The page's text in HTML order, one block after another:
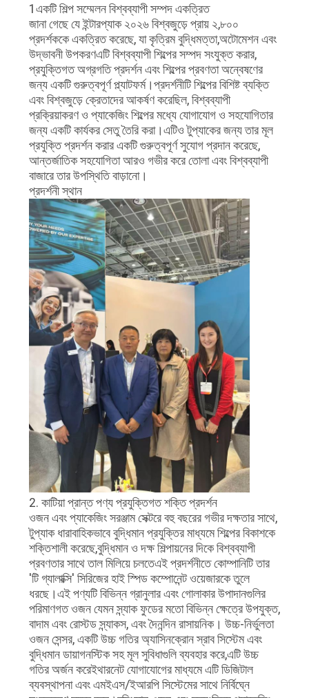
1একটি শিল্প সম্মেলন বিশ্বব্যাপী সম্পদ একত্রিত
জানা গেছে যে ইন্টারপ্যাক ২০২৬ বিশ্বজুড়ে প্রায় ২,৮০০
প্রদর্শককে একত্রিত করেছে, যা কৃত্রিম বুদ্ধিমত্তা,অটোমেশন এবং
উদ্ভাবনী উপকরণএটি বিশ্বব্যাপী শিল্পের সম্পদ সংযুক্ত করার,
প্রযুক্তিগত অগ্রগতি প্রদর্শন এবং শিল্পের প্রবণতা অন্বেষণের
জন্য একটি গুরুত্বপূর্ণ প্ল্যাটফর্ম।প্রদর্শনীটি শিল্পের বিশিষ্ট ব্যক্তি
এবং বিশ্বজুড়ে ক্রেতাদের আকর্ষণ করেছিল, বিশ্বব্যাপী
প্রক্রিয়াকরণ ও প্যাকেজিং শিল্পের মধ্যে যোগাযোগ ও সহযোগিতার
জন্য একটি কার্যকর সেতু তৈরি করা।এটিও টুপ্যাকের জন্য তার মূল
প্রযুক্তি প্রদর্শন করার একটি গুরুত্বপূর্ণ সুযোগ প্রদান করেছে,
আন্তর্জাতিক সহযোগিতা আরও গভীর করে তোলা এবং বিশ্বব্যাপী
বাজারে তার উপস্থিতি বাড়ানো।
প্রদর্শনী স্থান
2. কাটিয়া প্রান্ত পণ্য প্রযুক্তিগত শক্তি প্রদর্শন
ওজন এবং প্যাকেজিং সরঞ্জাম সেক্টরে বহু বছরের গভীর দক্ষতার সাথে,
টুপ্যাক ধারাবাহিকভাবে বুদ্ধিমান প্রযুক্তির মাধ্যমে শিল্পের বিকাশকে
শক্তিশালী করেছে,বুদ্ধিমান ও দক্ষ শিল্পায়নের দিকে বিশ্বব্যাপী
প্রবণতার সাথে তাল মিলিয়ে চলতেএই প্রদর্শনীতে কোম্পানিটি তার
'টি গ্যালাক্সি' সিরিজের হাই স্পিড কম্পোনেন্ট ওয়েজারকে তুলে
ধরছে।এই পণ্যটি বিভিন্ন গ্রানুলার এবং গোলাকার উপাদানগুলির
পরিমাণগত ওজন যেমন স্ন্যাক ফুডের মতো বিভিন্ন ক্ষেত্রে উপযুক্ত,
বাদাম এবং রোস্টড স্ন্যাকস, এবং দৈনন্দিন রাসায়নিক। উচ্চ-নির্ভুলতা
ওজন সেন্সর, একটি উচ্চ গতির অ্যাসিনক্রোন স্রাব সিস্টেম এবং
বুদ্ধিমান ডায়াগনস্টিক সহ মূল সুবিধাগুলি ব্যবহার করে,এটি উচ্চ
গতির অর্জন করেইথারনেট যোগাযোগের মাধ্যমে এটি ডিজিটাল
ব্যবস্থাপনা এবং এমইএস/ইআরপি সিস্টেমের সাথে নির্বিঘ্নে